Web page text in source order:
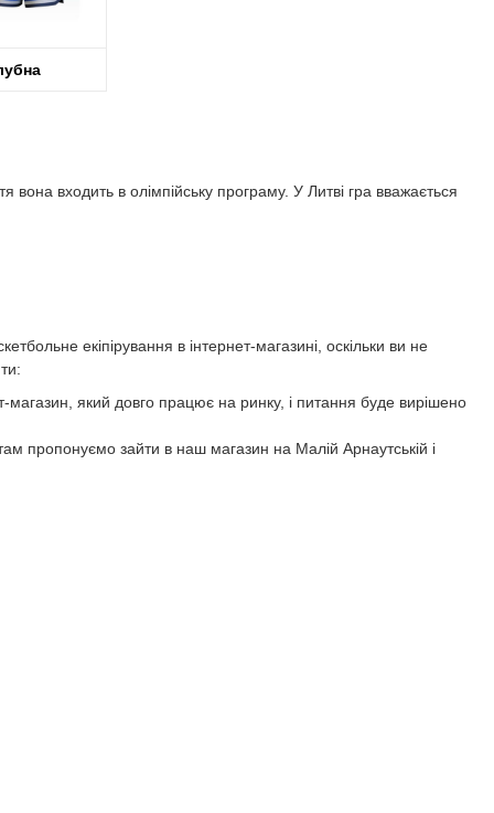
входить в олімпійську програму. У Литві гра вважається
екіпірування в інтернет-магазині, оскільки ви не
магазин, який довго працює на ринку, і питання буде вирішено
пропонуємо зайти в наш магазин на Малій Арнаутській і